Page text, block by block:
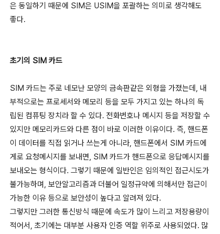
은 동일하기 때문에 SIM은 USIM을 포괄하는 의미로 생각해도
좋다.
초기의 SIM 카드
SIM 카드는 주로 네모난 모양의 금속판같은 외형을 가졌는데, 내
부적으로는 프로세서와 메모리 등을 모두 가지고 있는 하나의 독
립된 컴퓨팅 장치라 할 수 있다. 전화번호나 메시지 등을 저장할 수
있지만 메모리카드와 다른 점이 바로 이러한 이유이다. 즉, 핸드폰
이 데이터를 직접 읽거나 쓰는게 아니라, 핸드폰에서 SIM 카드에
게로 요청메시지를 보내면, SIM 카드가 핸드폰으로 응답메시지를
보내오는 형식이다. 그렇기 때문에 일반인은 임의적인 접근시도가
불가능하며, 보안알고리즘과 더불어 일정규약에 의해서만 접근이
가능한 이유 등으로 보안성이 높다고 알려져 있다.
그렇지만 그러한 통신방식 때문에 속도가 많이 느리고 저장용량이
적어서, 초기에는 대부분 사용자 인증 역할 위주로 사용되었다. 많